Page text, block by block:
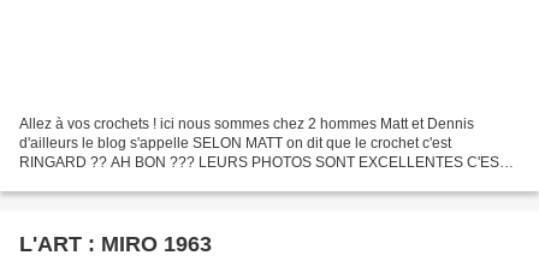
Allez à vos crochets ! ici nous sommes chez 2 hommes Matt et Dennis
d'ailleurs le blog s'appelle SELON MATT on dit que le crochet c'est
RINGARD ?? AH BON ??? LEURS PHOTOS SONT EXCELLENTES C'EST
L'ART : MIRO 1963